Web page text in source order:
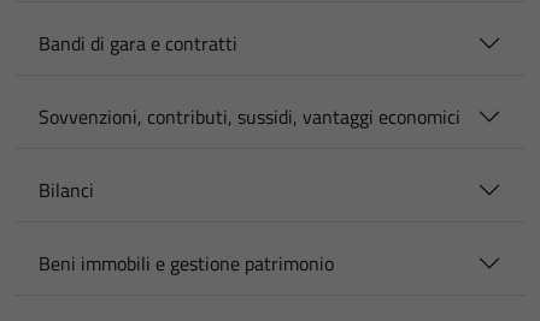
Bandi di gara e contratti
Sovvenzioni, contributi, sussidi, vantaggi economici
Bilanci
Beni immobili e gestione patrimonio